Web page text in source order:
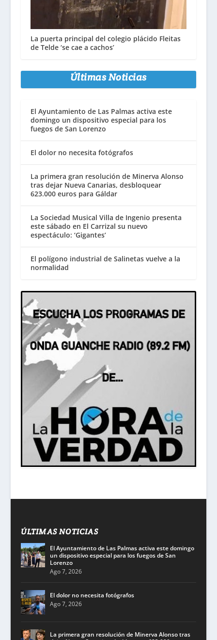
La puerta principal del colegio plácido Fleitas
de Telde ‘se cae a cachos’
Últimas Noticias
El Ayuntamiento de Las Palmas activa este
domingo un dispositivo especial para los
fuegos de San Lorenzo
El dolor no necesita fotógrafos
La primera gran resolución de Minerva Alonso
tras dejar Nueva Canarias, desbloquear
623.000 euros para Gáldar
La Sociedad Musical Villa de Ingenio presenta
este sábado en El Carrizal su nuevo
espectáculo: ‘Gigantes’
El polígono industrial de Salinetas vuelve a la
normalidad
ÚLTIMAS NOTICIAS
El Ayuntamiento de Las Palmas activa este domingo
un dispositivo especial para los fuegos de San
Lorenzo
Ago 7, 2026
El dolor no necesita fotógrafos
Ago 7, 2026
La primera gran resolución de Minerva Alonso tras